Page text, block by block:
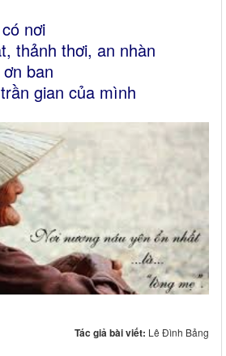
nơi
thảnh thơi, an nhàn
ban
gian của mình
Tác giả bài viết: Lê Đình Bảng